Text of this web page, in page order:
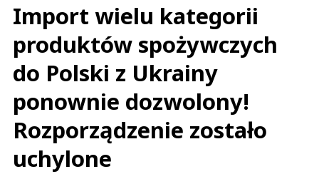
Import wielu kategorii
produktów spożywczych
do Polski z Ukrainy
ponownie dozwolony!
Rozporządzenie zostało
uchylone